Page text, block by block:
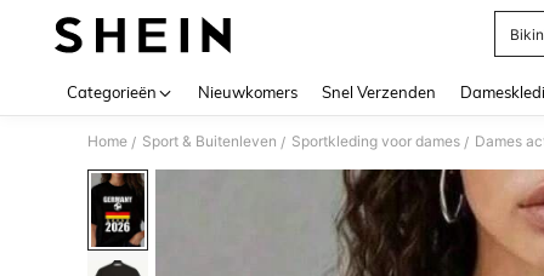
Categorieën Nieuwkomers Snel Verzenden
Home / Sport & Buitenleven / Sportkleding voor dames / Dames